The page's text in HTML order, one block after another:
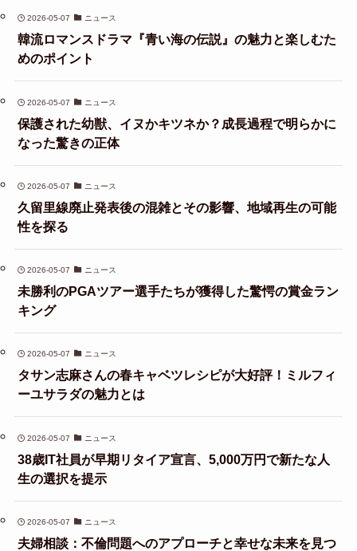
2026-05-07 ニュース
韓流ロマンスドラマ『青い海の伝説』の魅力と楽しむた
めのポイント
2026-05-07 ニュース
保護された幼獣、イヌかキツネか？成長過程で明らかに
なった驚きの正体
2026-05-07 ニュース
久留里線廃止発表後の混雑とその影響、地域再生の可能
性を探る
2026-05-07 ニュース
未勝利のPGAツアー選手たちが獲得した驚愕の賞金ラン
キング
2026-05-07 ニュース
タサン志麻さんの春キャベツレシピが大好評！ミルフィ
ーユサラダの魅力とは
2026-05-07 ニュース
38歳IT社員が早期リタイア宣言、5,000万円で新たな人
生の選択を提示
2026-05-07 ニュース
夫婦相談：不倫問題へのアプローチと幸せな未来を見つ